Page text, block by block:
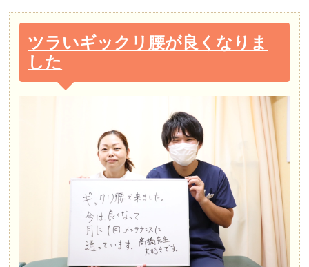
ツラいギックリ腰が良くなりま
した